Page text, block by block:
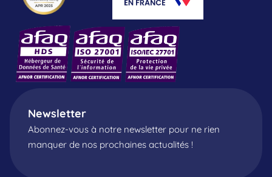
Newsletter
Abonnez-vous à notre newsletter pour ne rien
manquer de nos prochaines actualités !